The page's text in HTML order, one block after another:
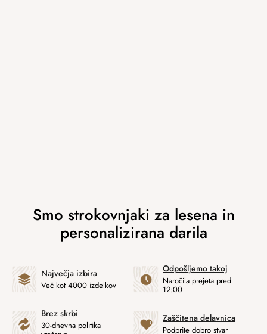
Največja izbira
Več kot 4000 izdelkov
Odpošljemo takoj
Naročila prejeta pred
12:00
Brez skrbi
30-dnevna politika
Zaščitena delavnica
Podprite dobro stvar